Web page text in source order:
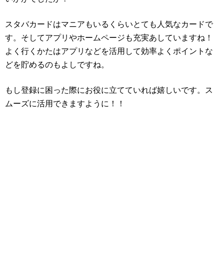
スタバカードはマニアもいるくらいとても人気なカードで
す。そしてアプリやホームページも充実あしていますね！
よく行くかたはアプリなどを活用して効率よくポイントな
どを貯めるのもよしですね。
もし登録に困った際にお役に立てていれば嬉しいです。ス
ムーズに活用できますように！！